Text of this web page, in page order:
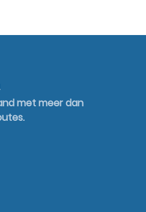
met meer dan